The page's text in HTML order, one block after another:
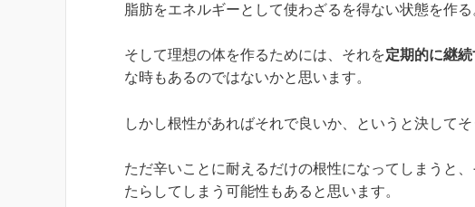
脂肪をエネルギーとして使わざるを得ない状態を作
そして理想の体を作るためには、それを定期的に継続
な時もあるのではないかと思います。
しかし根性があればそれで良いか、というと決して
ただ辛いことに耐えるだけの根性になってしまうと
たらしてしまう可能性もあると思います。